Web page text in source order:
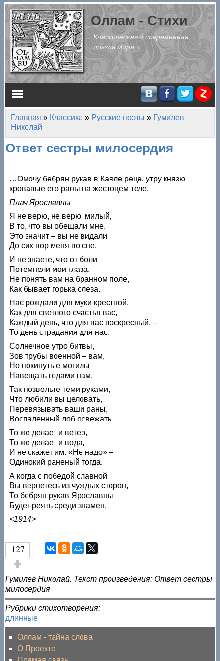
Перейти к основному содержанию
Оллам - Стихи
Классическая и современная
поэзия мира
Главное меню
Вы здесь
Главная » Классика » Русские поэты » Гумилев
Николай
Ответ сестры милосердия
…Омочу бебрян рукав в Каяле реце, утру князю
кровавые его раны на жестоцем теле.
Плач Ярославны
Я не верю, не верю, милый,
В то, что вы обещали мне.
Это значит – вы не видали
До сих пор меня во сне.
И не знаете, что от боли
Потемнели мои глаза.
Не понять вам на бранном поле,
Как бывает горька слеза.
Нас рождали для муки крестной,
Как для светлого счастья вас,
Каждый день, что для вас воскресный, –
То день страдания для нас.
Солнечное утро битвы,
Зов трубы военной – вам,
Но покинутые могилы
Навещать годами нам.
Так позвольте теми руками,
Что любили вы целовать,
Перевязывать ваши раны,
Воспаленный лоб освежать.
То же делает и ветер,
То же делает и вода,
И не скажет им: «Не надо» –
Одинокий раненый тогда.
А когда с победой славной
Вы вернетесь из чуждых сторон,
То бебрян рукав Ярославны
Будет реять среди знамен.
<1914>
127
Голос за!
Гумилев Николай. Текст произведения: Ответ сестры
милосердия
Рубрики стихотворения:
длинные
Оллам - тайна слова
О Проекте